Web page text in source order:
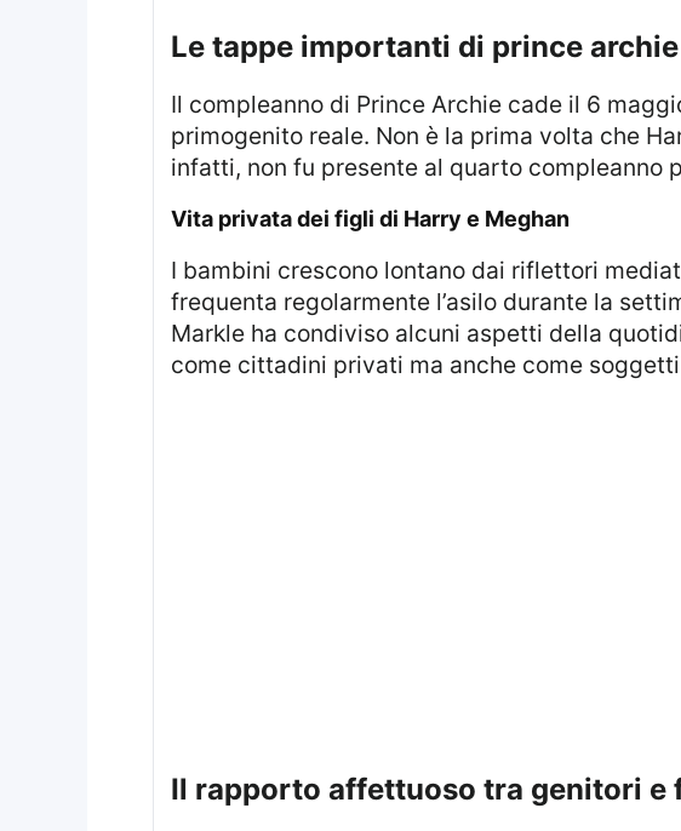
le tappe importanti di prince archie
Il compleanno di Prince Archie cade il 6 maggio: questa ricorrenza segna un momento speciale nella vita del
primogenito reale. Non è la prima volta che
infatti, non fu presente al quarto compleanno
vita privata dei figli di Harry e Meghan
I bambini crescono lontano dai riflettori mediatici nella tranquillità della residenza di Montecito, in California. Archie
frequenta regolarmente l’asilo durante la
Markle ha condiviso alcuni aspetti della
come cittadini privati ma anche come
il rapporto affettuoso tra genitori e